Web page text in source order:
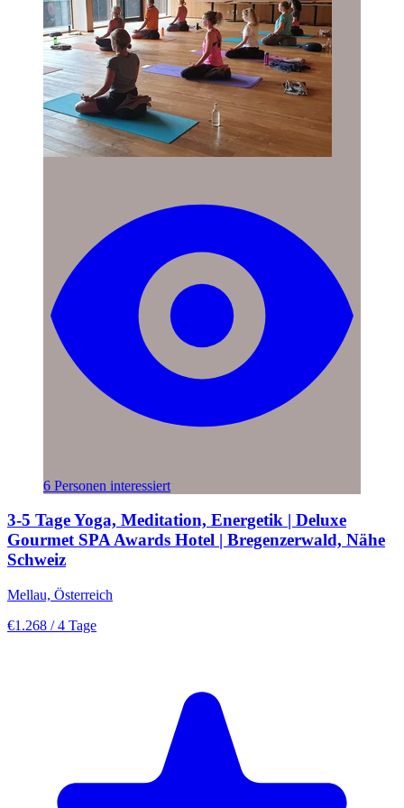
6 Personen interessiert
3-5 Tage Yoga, Meditation, Energetik | Deluxe
Gourmet SPA Awards Hotel | Bregenzerwald, Nähe
Schweiz
Mellau, Österreich
€1.268 / 4 Tage